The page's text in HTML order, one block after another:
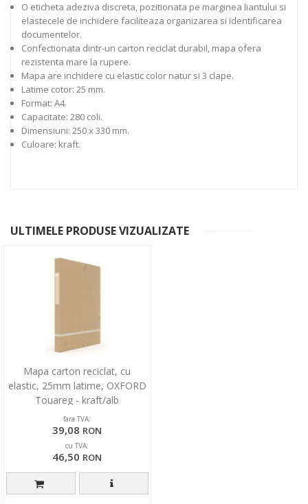
O eticheta adeziva discreta, pozitionata pe marginea liantului si
elastecele de inchidere faciliteaza organizarea si identificarea
documentelor.
Confectionata dintr-un carton reciclat durabil, mapa ofera
rezistenta mare la rupere.
Mapa are inchidere cu elastic color natur si 3 clape.
Latime cotor: 25 mm.
Format: A4.
Capacitate: 280 coli.
Dimensiuni: 250 x 330 mm.
Culoare: kraft.
ULTIMELE PRODUSE VIZUALIZATE
Mapa carton reciclat, cu
elastic, 25mm latime, OXFORD
Touareg - kraft/alb
fara TVA:
39,08 RON
cu TVA:
46,50 RON